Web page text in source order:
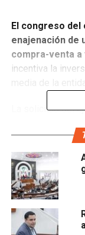
El congreso del
enajenación de
compra-venta
incentiva la
La solicitud del
11, frente al
de Rioverde, el
metros
Industrias de
Liliana
la la Comisión